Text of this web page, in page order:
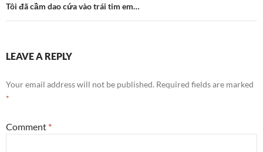
Tôi đã cầm dao cứa vào trái tim em…
LEAVE A REPLY
Your email address will not be published. Required fields are marked
*
Comment *